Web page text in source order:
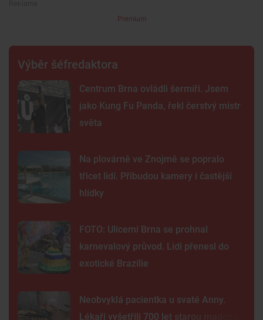
Premium
Výběr šéfredaktora
Centrum Brna ovládli šermíři. Jsem
jako Kung Fu Panda, řekl čerstvý mistr
světa
Na plovárně ve Znojmě se popralo
třicet lidí. Přibudou kamery i častější
hlídky
FOTO: Ulicemi Brna se prohnal
karnevalový průvod. Lidi přenesl do
exotické Brazílie
Neobvyklá pacientka u svaté Anny.
Lékaři vyšetřili 700 let starou madonu